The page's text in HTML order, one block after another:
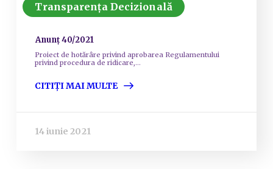
Transparența Decizională
Anunț 40/2021
Proiect de hotărâre privind aprobarea Regulamentului
privind procedura de ridicare,...
CITIȚI MAI MULTE
14 iunie 2021